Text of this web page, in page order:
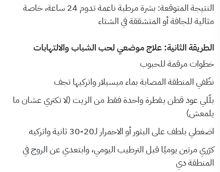
النتيجة المتوقعة: بشرة مرطبة ناعمة تدوم 24 ساعة، خاصة
مثالية للجافة أو المتشققة في الشتاء
الطريقة الثانية: علاج موضعي لحب الشباب والالتهابات
خطوات مرقمة للحبوب
نظّفي المنطقة المصابة بماء ميسيلار واتركيها تجف
بلّلي عود قطن بـقطرة واحدة فقط من الزيت (لا تكتري عشان ما
يلمعش)
اضغطي بلطف على البثور أو الاحمرار لـ20-30 ثانية واتركيه
كرّري مرتين يوميًا قبل الترطيب اليومي، وابتعدي عن الروج في
المنطقة دي